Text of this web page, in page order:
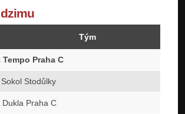
Tým
Tempo Praha C
Stodůlky
Dukla Praha C